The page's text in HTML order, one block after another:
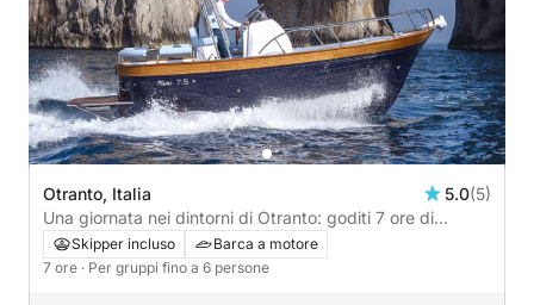
Otranto, Italia 5.0(5)
Una giornata nei dintorni di Otranto: goditi 7 ore di
esplorazione a bordo di un motoscafo.
Skipper incluso
Barca a motore
7 ore · Per gruppi fino a 6 persone